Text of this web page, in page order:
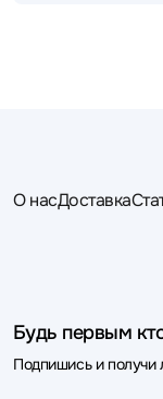
О насДоставка
Будь первым
Подпишись и